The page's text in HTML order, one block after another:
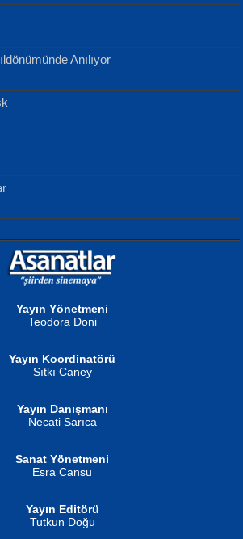
ki...
Adamın
Anılıyor
Yayın Yönetmeni
Teodora Doni
Yayın Koordinatörü
Sıtkı Caney
Yayın Danışmanı
Necati Sarıca
Sanat Yönetmeni
Esra Cansu
Yayın Editörü
Tutkun Doğu